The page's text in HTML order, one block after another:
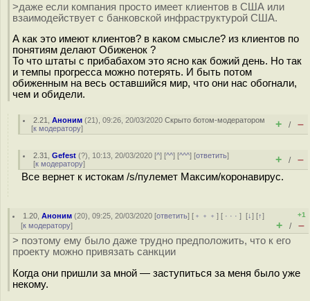
>даже если компания просто имеет клиентов в США или
взаимодействует с банковской инфраструктурой США.
А как это имеют клиентов? в каком смысле? из клиентов по
понятиям делают Обиженок ?
То что штаты с прибабахом это ясно как божий день. Но так
и темпы прогресса можно потерять. И быть потом
обиженным на весь оставшийся мир, что они нас обогнали,
чем и обидели.
2.21 ,Аноним (21), 09:26, 20/03/2020Скрыто ботом-модератором
[к модератору] + / –
2.31 ,Gefest (?), 10:13, 20/03/2020 [^] [^^] [^^^] [ответить]
[к модератору] + / –
Все вернет к истокам /s/пулемет Максим/коронавирус.
1.20 ,Аноним (20), 09:25, 20/03/2020 [ответить] [ ﹢﹢﹢] [ · · ·][↓] [↑]
[к модератору]
+1
+ / –
> поэтому ему было даже трудно предположить, что к его
проекту можно привязать санкции
Когда они пришли за мной — заступиться за меня было уже
некому.